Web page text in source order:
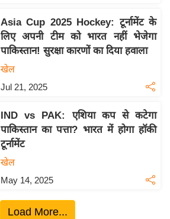
Asia Cup 2025 Hockey: टूर्नामेंट के
लिए अपनी टीम को भारत नहीं भेजेगा
पाकिस्तान! सुरक्षा कारणों का दिया हवाला
खेल
Jul 21, 2025
IND vs PAK: एशिया कप से कटेगा
पाकिस्तान का पत्ता? भारत में होगा हॉकी
टूर्नामेंट
खेल
May 14, 2025
Load More...